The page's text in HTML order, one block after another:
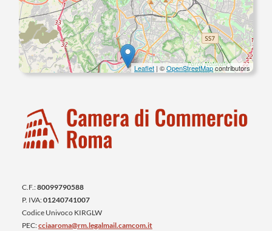
Leaflet | ©OpenStreetMapcontributors
C.F.:80099790588
P. IVA:01240741007
Codice Univoco KIRGLW
PEC:cciaaroma@rm.legalmail.camcom.it